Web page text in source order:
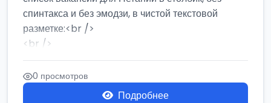
спинтакса и без эмодзи, в чистой текстовой
разметке:<br />
<br />
Работа в Нетании на мебельном производстве:
требу...
0 просмотров
Подробнее